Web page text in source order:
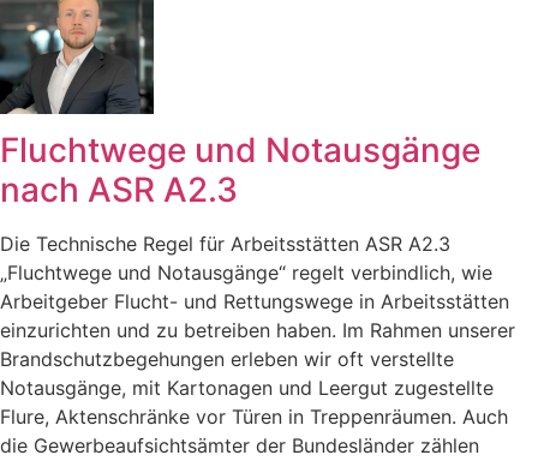
Fluchtwege und Notausgänge
nach ASR A2.3
Die Technische Regel für Arbeitsstätten ASR A2.3
„Fluchtwege und Notausgänge“ regelt verbindlich, wie
Arbeitgeber Flucht- und Rettungswege in Arbeitsstätten
einzurichten und zu betreiben haben. Im Rahmen unserer
Brandschutzbegehungen erleben wir oft verstellte
Notausgänge, mit Kartonagen und Leergut zugestellte
Flure, Aktenschränke vor Türen in Treppenräumen. Auch
die Gewerbeaufsichtsämter der Bundesländer zählen